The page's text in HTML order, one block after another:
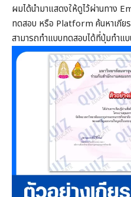
ผมได้นำมาแสดงให้ดูไว้ผ่านทาง
ทดสอบ หรือ Platform ค้นหาเกีย
สามารถทำแบบทดสอบได้ที่ปุ่มทำแ